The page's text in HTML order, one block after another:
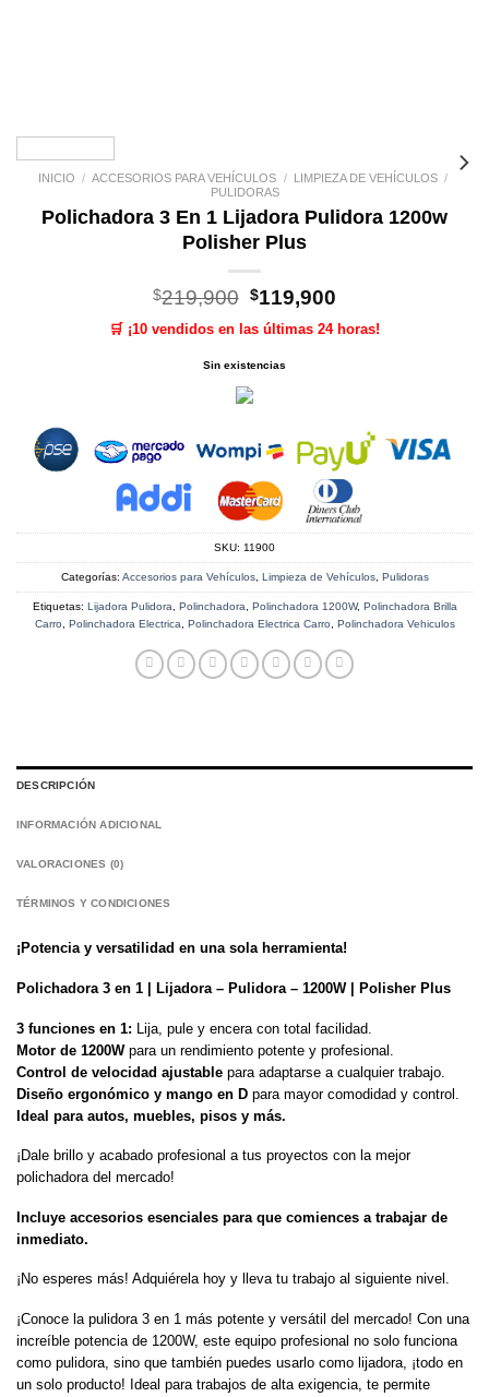
INICIO / ACCESORIOS PARA VEHÍCULOS / LIMPIEZA DE VEHÍCULOS /
PULIDORAS
Polichadora 3 En 1 Lijadora Pulidora 1200w
Polisher Plus
$219,900 El
precio
original
era:
$119,900
actual
🛒 ¡10 vendidos en las últimas 24 horas!
Sin existencias
SKU: 11900
Categorías: Accesorios para Vehículos, Limpieza de Vehículos, Pulidoras
Etiquetas: Lijadora Pulidora Polinchadora Polinchadora 1200W, Polinchadora Brilla
Carro
Polinchadora Electrica Polinchadora Electrica Carro Polinchadora Vehiculos
DESCRIPCIÓN
INFORMACIÓN ADICIONAL
VALORACIONES (0)
TÉRMINOS Y CONDICIONES
¡Potencia y versatilidad en una sola herramienta!
Polichadora 3 en 1 | Lijadora – Pulidora – 1200W | Polisher Plus
3 funciones en 1: Lija, pule y encera con total facilidad.
Motor de 1200Wpara un rendimiento potente y profesional.
Control de velocidad ajustable para adaptarse a cualquier trabajo.
Diseño ergonómico y mango en D para mayor comodidad y control.
Ideal para autos, muebles, pisos y más.
¡Dale brillo y acabado profesional a tus proyectos con la mejor
polichadora del mercado!
Incluye accesorios esenciales para que comiences a trabajar de
inmediato.
¡No esperes más! Adquiérela hoy y lleva tu trabajo al siguiente nivel.
¡Conoce la pulidora 3 en 1 más potente y versátil del mercado! Con una
increíble potencia de 1200W, este equipo profesional no solo funciona
como pulidora, sino que también puedes usarlo como lijadora, ¡todo en
un solo producto! Ideal para trabajos de alta exigencia, te permite